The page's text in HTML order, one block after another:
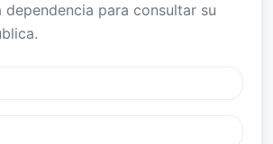
dependencia para consultar su